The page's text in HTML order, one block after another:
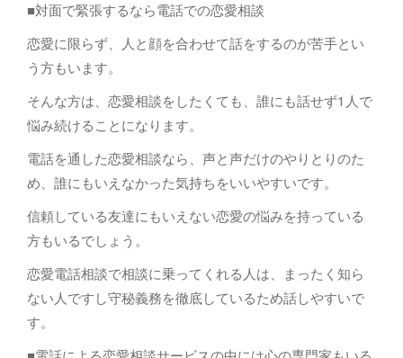
■対面で緊張するなら電話での恋愛相談
恋愛に限らず、人と顔を合わせて話をするのが苦手とい
う方もいます。
そんな方は、恋愛相談をしたくても、誰にも話せず1人で
悩み続けることになります。
電話を通した恋愛相談なら、声と声だけのやりとりのた
め、誰にもいえなかった気持ちをいいやすいです。
信頼している友達にもいえない恋愛の悩みを持っている
方もいるでしょう。
恋愛電話相談で相談に乗ってくれる人は、まったく知ら
ない人ですし守秘義務を徹底しているため話しやすいで
す。